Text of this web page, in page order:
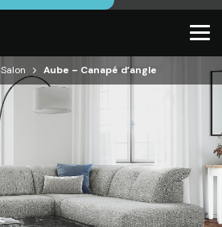
Salon Aube – Canapé d’angle